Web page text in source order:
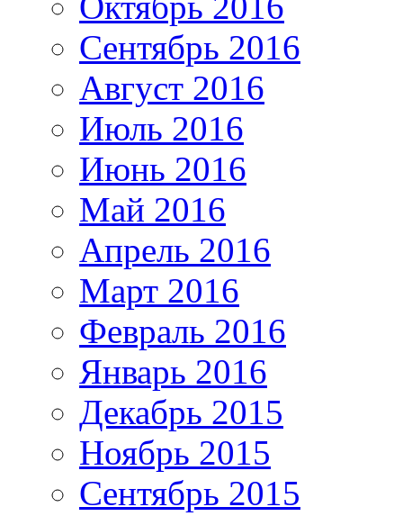
Сентябрь 2016
Август 2016
Июль 2016
Июнь 2016
Май 2016
Апрель 2016
Март 2016
Февраль 2016
Январь 2016
Декабрь 2015
Ноябрь 2015
Сентябрь 2015